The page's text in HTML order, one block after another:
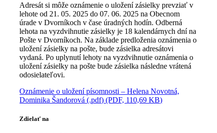
Adresát si môže oznámenie o uložení zásielky prevziať v
lehote od 21. 05. 2025 do 07. 06. 2025 na Obecnom
úrade v Dvorníkoch v čase úradných hodín. Odberná
lehota na vyzdvihnutie zásielky je 18 kalendárnych dní na
Pošte v Dvorníkoch. Na základe predloženia oznámenia o
uložení zásielky na pošte, bude zásielka adresátovi
vydaná. Po uplynutí lehoty na vyzdvihnutie oznámenia o
uložení zásielky na pošte bude zásielka následne vrátená
odosielateľovi.
Oznámenie o uložení písomnosti – Helena Novotná,
Dominika Šandorová (.pdf) (PDF, 110,69 KB)
Zdielať na